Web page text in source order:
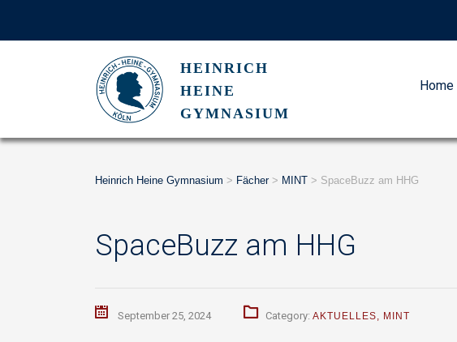
HEINRICH
HEINE
GYMNASIUM
Home
Heinrich Heine Gymnasium > Fächer> MINT > SpaceBuzz am HHG
SpaceBuzz am HHG
September 25, 2024 Category: AKTUELLES, MINT